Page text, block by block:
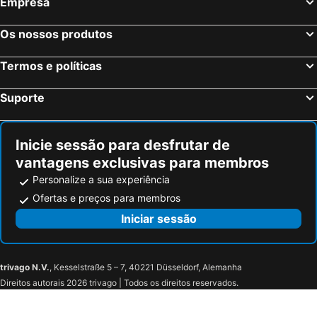
Canelo y Canelillos
El Encanto
Estación Central de Santiago
Iglesia Santa Teresita
Quintay
Playa Puertecillo
Plaza Sotomayor
Universidad Técnica Federico Santa María
Puerto de Valparaiso
Jardín Botánico
Plaza José Francisco Vergara
Quinta Vergara
Lagunillas
Santuario Santa Teresa de los Andes
Lollapalooza Chile
Museo de Cañones Navales
Os nossos produtos
Termos e políticas
Suporte
Inicie sessão para desfrutar de
vantagens exclusivas para membros
Personalize a sua experiência
Ofertas e preços para membros
Iniciar sessão
trivago N.V., Kesselstraße 5 – 7, 40221 Düsseldorf, Alemanha
Direitos autorais 2026 trivago | Todos os direitos reservados.